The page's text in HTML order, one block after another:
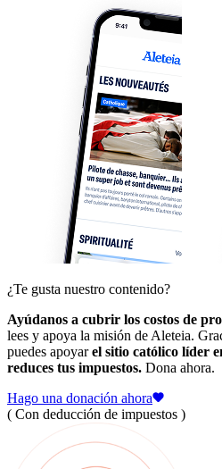
¿Te gusta nuestro contenido?
Ayúdanos a cubrir los costos de
lees y apoya la misión de Aleteia.
puedes apoyarel sitio católico líder
reduces tus impuestos. Dona ahora.
Hago una donación ahora
( Con deducción de impuestos )